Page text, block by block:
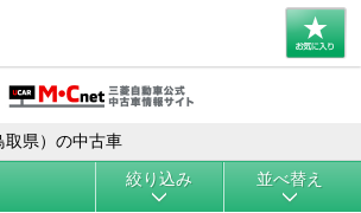
取県）の中古車
絞り込み 並べ替え